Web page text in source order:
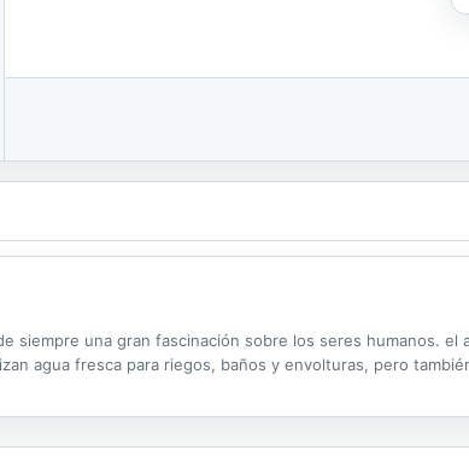
siempre una gran fascinación sobre los seres humanos.
agua fresca para riegos, baños y envolturas, pero